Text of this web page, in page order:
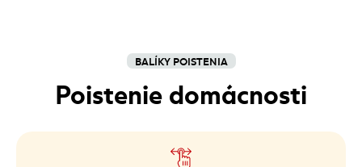
BALÍKY POISTENIA
Poistenie domácnosti